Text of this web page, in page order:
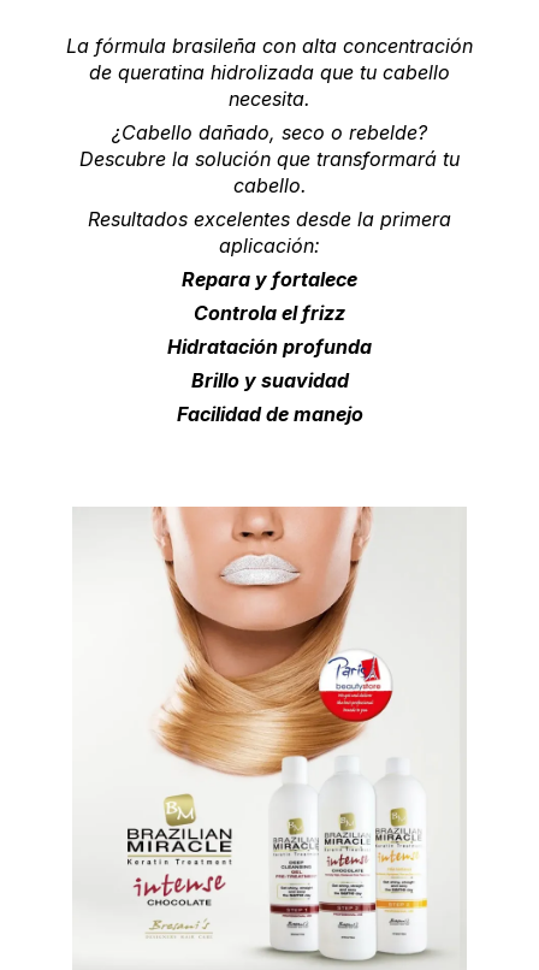
La fórmula brasileña con alta concentración
de queratina hidrolizada que tu cabello
necesita.
¿Cabello dañado, seco o rebelde?
Descubre la solución que transformará tu
cabello.
Resultados excelentes desde la primera
aplicación:
Repara y fortalece
Controla el frizz
Hidratación profunda
Brillo y suavidad
Facilidad de manejo